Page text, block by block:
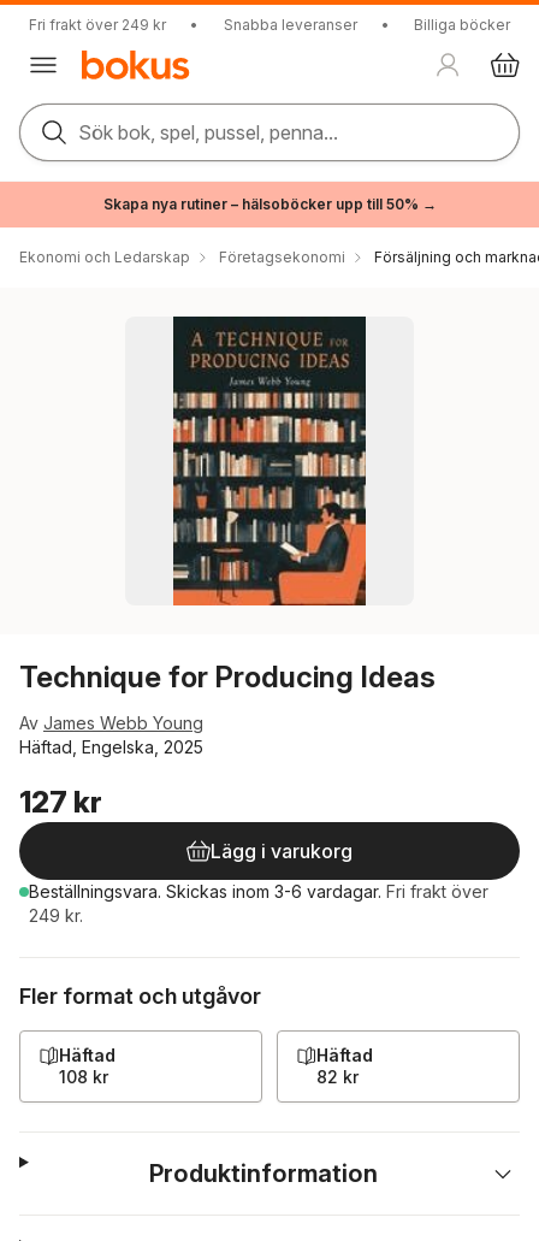
Fri frakt över 249 kr • Snabba leveranser • Billiga böcker
Sök bok, spel, pussel, penna...
Skapa nya rutiner – hälsoböcker upp till 50% →
Ekonomi och Ledarskap Företagsekonomi Försäljning och
Technique for Producing Ideas
Av James Webb Young
Häftad, Engelska, 2025
127 kr
Lägg i varukorg
Beställningsvara. Skickas inom 3-6 vardagar. Fri frakt över
249 kr.
Fler format och utgåvor
Häftad
108 kr
Häftad
82 kr
Produktinformation